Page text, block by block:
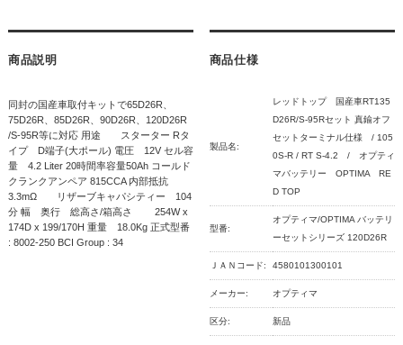
商品説明
同封の国産車取付キットで65D26R、
75D26R、85D26R、90D26R、120D26R
/S-95R等に対応 用途 スターター Rタ
イプ D端子(大ポール) 電圧 12V セル容
量 4.2 Liter 20時間率容量50Ah コールド
クランクアンペア 815CCA 内部抵抗
3.3mΩ リザーブキャパシティー 104
分 幅 奥行 総高さ/箱高さ 254W x
174D x 199/170H 重量 18.0Kg 正式型番
: 8002-250 BCI Group : 34
商品仕様
製品名:
レッドトップ 国産車RT135
D26R/S-95Rセット 真鍮オフ
セットターミナル仕様 / 105
0S-R / RT S-4.2 / オプティ
マバッテリー OPTIMA RE
D TOP
型番:
オプティマ/OPTIMA バッテリ
ーセットシリーズ 120D26R
ＪＡＮコード: 4580101300101
メーカー: オプティマ
区分: 新品